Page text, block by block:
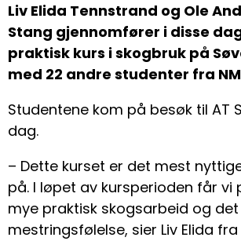
Liv Elida Tennstrand og Ole
Stang gjennomfører i disse
praktisk kurs i skogbruk på
med 22 andre studenter fra
Studentene kom på besøk til AT
dag.
– Dette kurset er det mest
på. I løpet av kursperioden får vi
mye praktisk skogsarbeid og
mestringsfølelse, sier Liv Elida